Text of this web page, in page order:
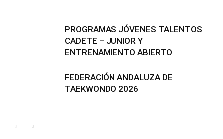
PROGRAMAS JÓVENES TALENTOS
CADETE – JUNIOR Y
ENTRENAMIENTO ABIERTO
FEDERACIÓN ANDALUZA DE
TAEKWONDO 2026